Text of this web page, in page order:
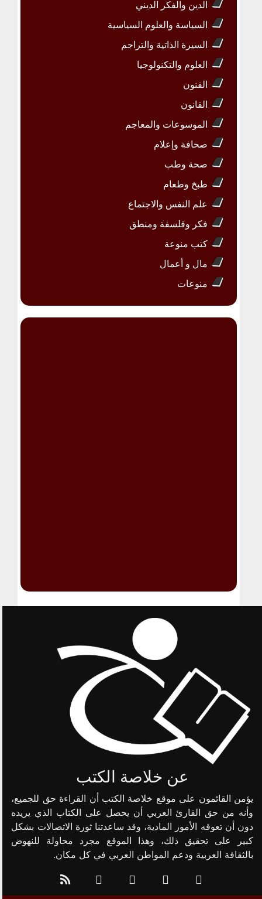
الدين والفكر الديني
السياسة والعلوم السياسية
السيرة الذاتية والتراجم
العلوم والتكنولوجيا
الفنون
القانون
الموسوعات والمعاجم
صحافة وإعلام
صحة وطب
طبخ وطعام
علم النفس والاجتماع
فكر وفلسفة ومنطق
كتب منوعة
مال و أعمال
منوعات
عن خلاصة الكتب
يؤمن القائمون على موقع خلاصة الكتب أن القراءة حق للجميع،
وأنه من حق القارئ العربي أن يحصل على الكتاب الذي يريده
دون أن تعوقه الأمور المادية، وقد ساعدتنا ثورة الاتصالات بشكل
كبير على تحقيق ذلك، وهذا الموقع مجرد محاولة للنهوض
بالثقافة العربية ودعم المواطن العربي في كل مكان.